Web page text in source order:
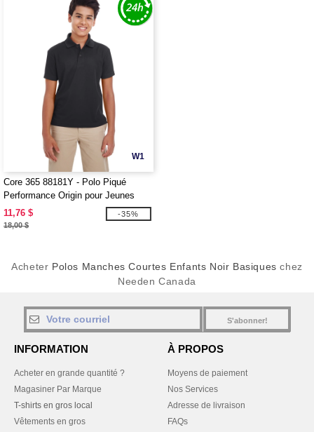
W1
Core 365 88181Y - Polo Piqué
Performance Origin pour Jeunes
11,76 $
18,00 $
-35%
Acheter Polos Manches Courtes Enfants Noir Basiques chez
Needen Canada
S'abonner!
INFORMATION
Acheter en grande quantité ?
Magasiner Par Marque
T-shirts en gros local
Vêtements en gros
À PROPOS
Moyens de paiement
Nos Services
Adresse de livraison
FAQs